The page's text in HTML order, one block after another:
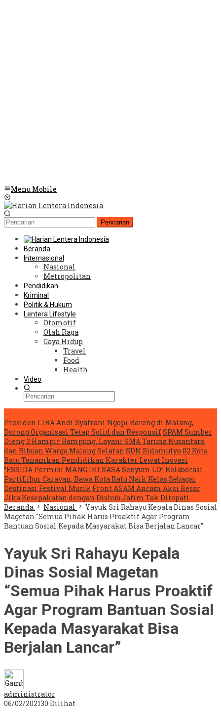
Menu Mobile
Pencarian
Beranda
Internasional
Nasional
Metropolitan
Pendidikan
Kriminal
Politik & Hukum
Lentera Lifestyle
Otomotif
Olah Raga
Gaya Hidup
Travel
Food
Health
Video
Presiden LIRA Andi Syafrani Ngopi Bareng di Malang,
Dorong Organisasi Tetap Solid dan ResponsifSPAM Sumber
Dieng 2 Hampir Rampung, Layani SMA Taruna Nusantara
dan Ribuan Warga Malang Selatan SDN Sidomulyo 02 Kota
Batu Tanamkan Pendidikan Karakter Lewat Inovasi
“ESSIDA Permisi MANG IKI SASA Senyum LO” Kolaborasi
PartiLibur Caravan, Bawa Kota Batu Naik Kelas Sebagai
Destinasi Festival Musik Front ASAM Ancam Aksi Besar
Jika Kesepakatan dengan Dishub Jatim Tak Ditepati
Beranda
Nasional
Yayuk Sri Rahayu Kepala Dinas Sosial
Magetan "Semua Pihak Harus Proaktif Agar Program
Bantuan Sosial Kepada Masyarakat Bisa Berjalan Lancar"
Yayuk Sri Rahayu Kepala
Dinas Sosial Magetan
“Semua Pihak Harus Proaktif
Agar Program Bantuan Sosial
Kepada Masyarakat Bisa
Berjalan Lancar”
administrator
06/02/202130 Dilihat